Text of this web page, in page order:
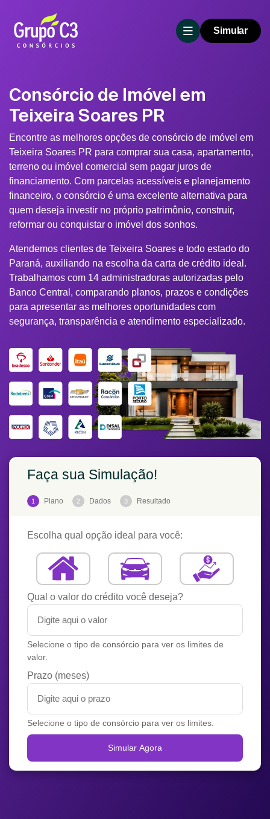
Simular
Consórcio de Imóvel em
Teixeira Soares PR
Encontre as melhores opções de consórcio de imóvel em
Teixeira Soares PR para comprar sua casa, apartamento,
terreno ou imóvel comercial sem pagar juros de
financiamento. Com parcelas acessíveis e planejamento
financeiro, o consórcio é uma excelente alternativa para
quem deseja investir no próprio patrimônio, construir,
reformar ou conquistar o imóvel dos sonhos.
Atendemos clientes de Teixeira Soares e todo estado do
Paraná, auxiliando na escolha da carta de crédito ideal.
Trabalhamos com 14 administradoras autorizadas pelo
Banco Central, comparando planos, prazos e condições
para apresentar as melhores oportunidades com
segurança, transparência e atendimento especializado.
Faça sua Simulação!
1 Plano 2 Dados 3 Resultado
Escolha qual opção ideal para você:
Qual o valor do crédito você deseja?
Selecione o tipo de consórcio para ver os limites de
valor.
Prazo (meses)
Selecione o tipo de consórcio para ver os limites.
Simular Agora